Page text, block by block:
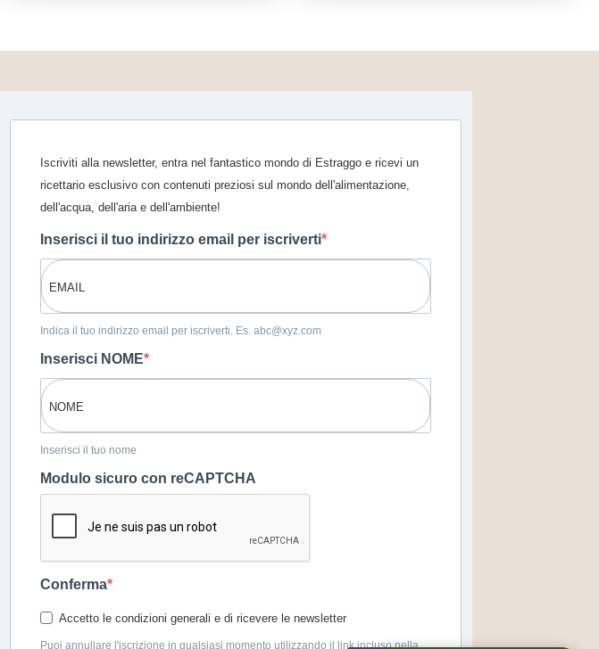
Iscriviti alla newsletter, entra nel fantastico mondo di Estraggo e ricevi un
ricettario esclusivo con contenuti preziosi sul mondo dell'alimentazione,
dell'acqua, dell'aria e dell'ambiente!
Inserisci il tuo indirizzo email per iscriverti
Indica il tuo indirizzo email per iscriverti. Es. abc@xyz.com
Inserisci NOME
Inserisci il tuo nome
Modulo sicuro con reCAPTCHA
Conferma
Accetto le condizioni generali e di ricevere le newsletter
Puoi annullare l'iscrizione in qualsiasi momento utilizzando il link incluso nella